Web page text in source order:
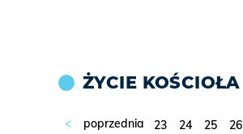
ŻYCIE KOŚCIOŁA
23 24 25 26